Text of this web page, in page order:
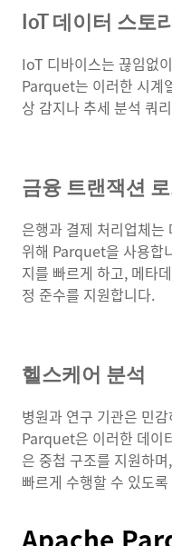
IoT 데이터 스토
IoT 디바이스는 끊임없
Parquet는 이러한 시계
상 감지나 추세 분석 쿼
금융 트랜잭션
은행과 결제 처리업체는
위해 Parquet을 사용합
지를 빠르게 하고, 메타
정 준수를 지원합니다.
헬스케어 분석
병원과 연구 기관은 민
Parquet은 이러한 데이
은 중첩 구조를 지원하
빠르게 수행할 수 있도
Apache